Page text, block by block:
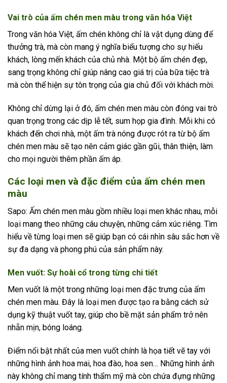
Vai trò của ấm chén men màu trong văn hóa Việt
Trong văn hóa Việt, ấm chén không chỉ là vật dụng dùng để
thưởng trà, mà còn mang ý nghĩa biểu tượng cho sự hiếu
khách, lòng mến khách của chủ nhà. Một bộ ấm chén đẹp,
sang trọng không chỉ giúp nâng cao giá trị của bữa tiệc trà
mà còn thể hiện sự tôn trọng của gia chủ đối với khách mời.
Không chỉ dừng lại ở đó, ấm chén men màu còn đóng vai trò
quan trọng trong các dịp lễ tết, sum họp gia đình. Mỗi khi có
khách đến chơi nhà, một ấm trà nóng được rót ra từ bộ ấm
chén men màu sẽ tạo nên cảm giác gần gũi, thân thiện, làm
cho mọi người thêm phần ấm áp.
Các loại men và đặc điểm của ấm chén men
màu
Sapo: Ấm chén men màu gồm nhiều loại men khác nhau, mỗi
loại mang theo những câu chuyện, những cảm xúc riêng. Tìm
hiểu về từng loại men sẽ giúp bạn có cái nhìn sâu sắc hơn về
sự đa dạng và phong phú của sản phẩm này.
Men vuốt: Sự hoài cổ trong từng chi tiết
Men vuốt là một trong những loại men đặc trưng của ấm
chén men màu. Đây là loại men được tạo ra bằng cách sử
dụng kỹ thuật vuốt tay, giúp cho bề mặt sản phẩm trở nên
nhẵn mịn, bóng loáng.
Điểm nổi bật nhất của men vuốt chính là họa tiết vẽ tay với
những hình ảnh hoa mai, hoa đào, hoa sen… Những hình ảnh
này không chỉ mang tính thẩm mỹ mà còn chứa đựng những